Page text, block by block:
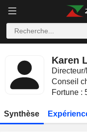
Karen
Conseil
Fortune :
Synthèse